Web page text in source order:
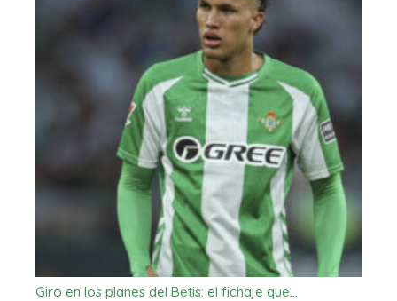
Giro en los planes del Betis: el fichaje que…